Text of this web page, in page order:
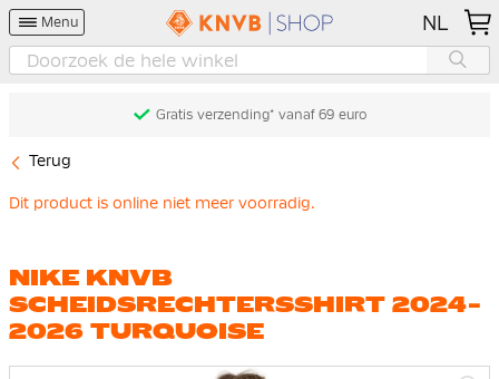
Menu NL
Gratis verzending* vanaf 69 euro
Terug
Dit product is online niet meer voorradig.
NIKE KNVB
SCHEIDSRECHTERSSHIRT 2024-
2026 TURQUOISE